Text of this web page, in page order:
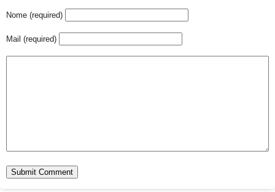
Nome (required)
Mail (required)